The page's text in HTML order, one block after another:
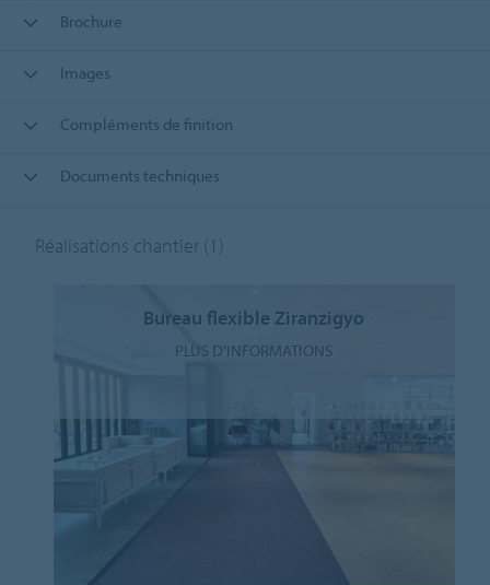
Brochure
Images
Compléments de finition
Documents techniques
Réalisations chantier (1)
Bureau flexible Ziranzigyo
PLUS D'INFORMATIONS